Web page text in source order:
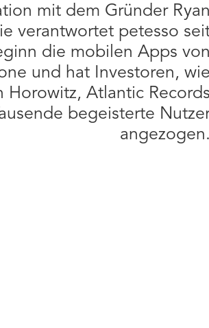
mit dem Gründer
verantwortet petesso
die mobilen Apps
und hat Investoren,
Horowitz, Atlantic
begeisterte